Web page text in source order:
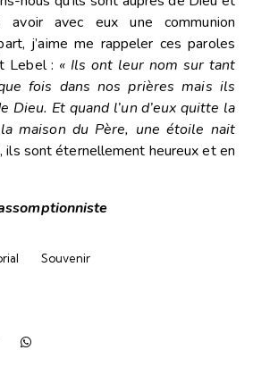
avoir avec eux une communion
j’aime me rappeler ces paroles
Lebel : « Ils ont leur nom sur tant
fois dans nos prières mais ils
Dieu. Et quand l’un d’eux quitte la
maison du Père, une étoile nait
ils sont éternellement heureux et en
Souvenir